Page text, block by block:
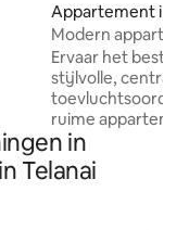
Appartement in
egawan
Modern
slaapkamers in
Ervaar het beste
stijlvolle, centraal
toevluchtsoord
ruime
gezinnen of
Toplocatie: op
rijden van de
in
Telanai